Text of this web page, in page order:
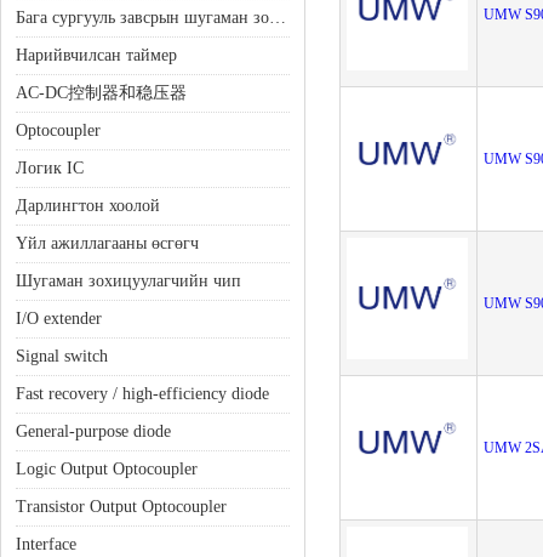
Бага сургууль завсрын шугаман зохицуулагч (LDO)
Нарийвчилсан таймер
AC-DC控制器和稳压器
Optocoupler
Логик IC
Дарлингтон хоолой
Үйл ажиллагааны өсгөгч
Шугаман зохицуулагчийн чип
I/O extender
Signal switch
Fast recovery / high-efficiency diode
General-purpose diode
Logic Output Optocoupler
Transistor Output Optocoupler
Interface
UMW
UMW
UMW
UMW